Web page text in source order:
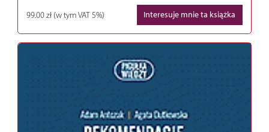
99.00 zł (w tym VAT 5%) Interesuje mnie ta książka